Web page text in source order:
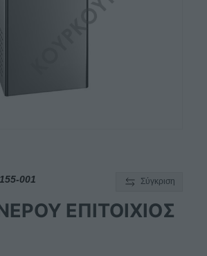
155-001 Σύγκριση
ΕΠΙΤΟΙΧΙΟΣ